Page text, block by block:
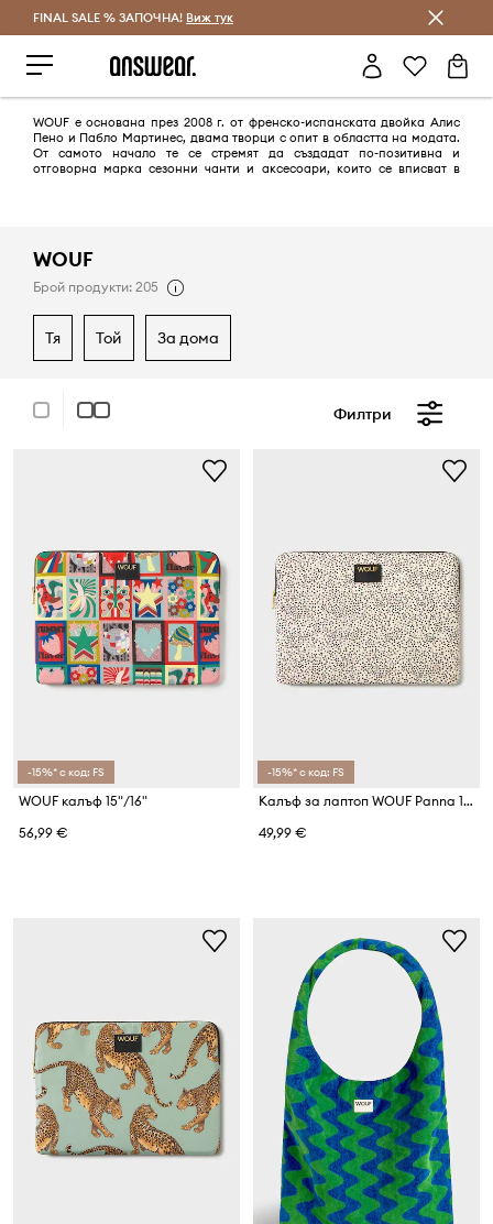
Спестявай с Answear Club
FINAL SALE % ЗАПОЧНА! Виж тук
WOUF е основана през 2008 г. от френско-испанската двойка Алис
Пено и Пабло Мартинес, двама творци с опит в областта на модата.
От самото начало те се стремят да създадат по-позитивна и
отговорна марка сезонни чанти и аксесоари, които се вписват в
WOUF
Брой продукти: 205
тя той за дома
Филтри
-15%* с код: FS
WOUF калъф 15"/16"
56,99 €
-15%* с код: FS
Калъф за лаптоп WOUF Panna 13"/14"
49,99 €